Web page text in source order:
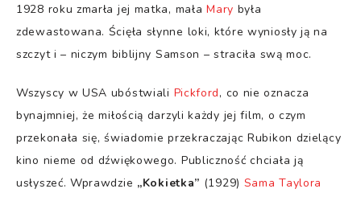
1928 roku zmarła jej matka, małaMary była
zdewastowana. Ścięła słynne loki, które wyniosły ją na
szczyt i – niczym biblijny Samson – straciła swą moc.
Wszyscy w USA ubóstwiali Pickford, co nie oznacza
bynajmniej, że miłością darzyli każdy jej film, o czym
przekonała się, świadomie przekraczając Rubikon dzielący
kino nieme od dźwiękowego. Publiczność chciała ją
usłyszeć. Wprawdzie „Kokietka” (1929) Sama Taylora